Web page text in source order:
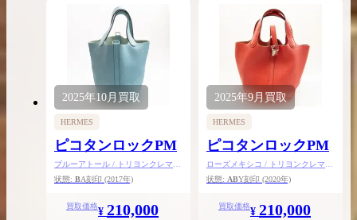
2025年10月買取
HERMES
ピコタンロックPM
ブルーアトール / トリヨンクレマン
ス / シルバー金具
状態: BA刻印 (2017年)
買取価格¥ 210,000
2025年9月買取
HERMES
ピコタンロックPM
ローズメキシコ / トリヨンクレマン
ス / シルバー金具
状態: ABY刻印 (2020年)
買取価格¥ 210,000